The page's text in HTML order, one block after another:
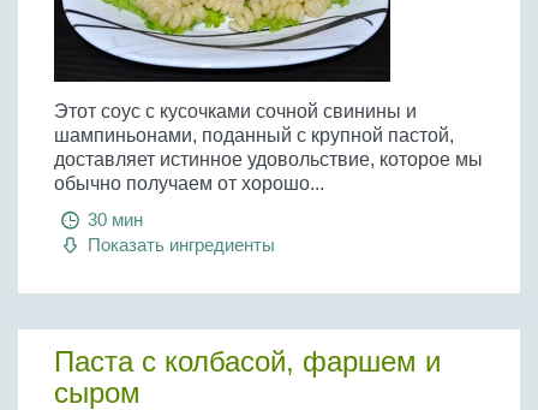
Этот соус с кусочками сочной свинины и
шампиньонами, поданный с крупной пастой,
доставляет истинное удовольствие, которое мы
обычно получаем от хорошо...
30 мин
Показать ингредиенты
Паста с колбасой, фаршем и
сыром